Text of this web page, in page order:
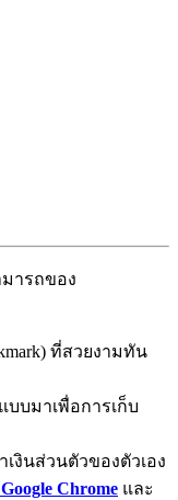
มารถของ
ที่สวยงามทัน
บมาเพื่อการเก็บ
งินส่วนตัวของตัวเอง
Chrome และ